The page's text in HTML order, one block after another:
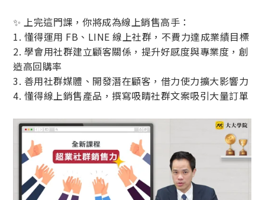
✨ 上完這門課，你將成為線上銷售高手：
1. 懂得運用 FB、LINE 線上社群，不費力達成業績目標
2. 學會用社群建立顧客關係，提升好感度與專業度，創
造高回購率
3. 善用社群媒體、開發潛在顧客，借力使力擴大影響力
4. 懂得線上銷售產品，撰寫吸睛社群文案吸引大量訂單